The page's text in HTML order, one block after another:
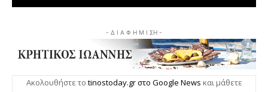
- Δ Ι Α Φ Η Μ Ι ΣΗ -
Ακολουθήστε το tinostoday.gr στο Google News και μάθετε